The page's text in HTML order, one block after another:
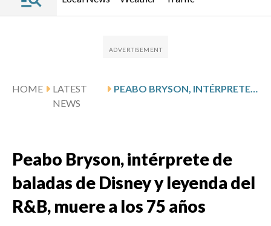
HOME
LATEST
NEWS
PEABO BRYSON, INTÉRPRETE DE BALADAS DE DISNEY Y LEYENDA DEL R&B, MUERE A LOS 75 AÑOS
Peabo Bryson, intérprete de
baladas de Disney y leyenda del
R&B, muere a los 75 años